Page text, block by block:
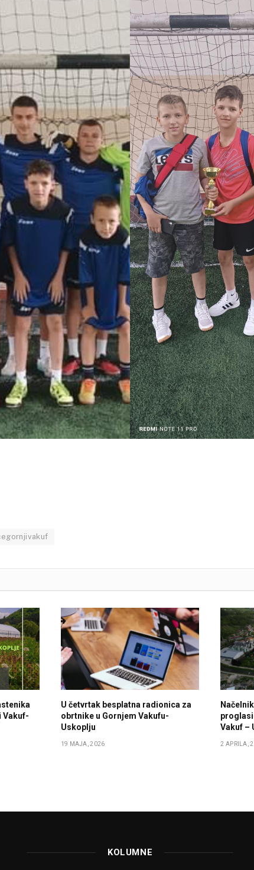
Vakuf-
U četvrtak besplatna radionica za
obrtnike u Gornjem Vakufu-
Uskoplju
19 MAJA, 2026
Vakuf –
2 APRILA,
KOLUMNE